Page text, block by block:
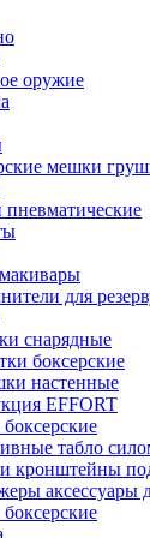
оружие
мешки
для
снарядные
боксерские
настенные
EFFORT
табло
кронштейны
аксессуары